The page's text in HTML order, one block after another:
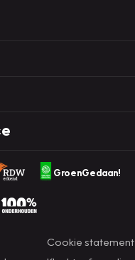
GroenGedaan!
Cookie statement